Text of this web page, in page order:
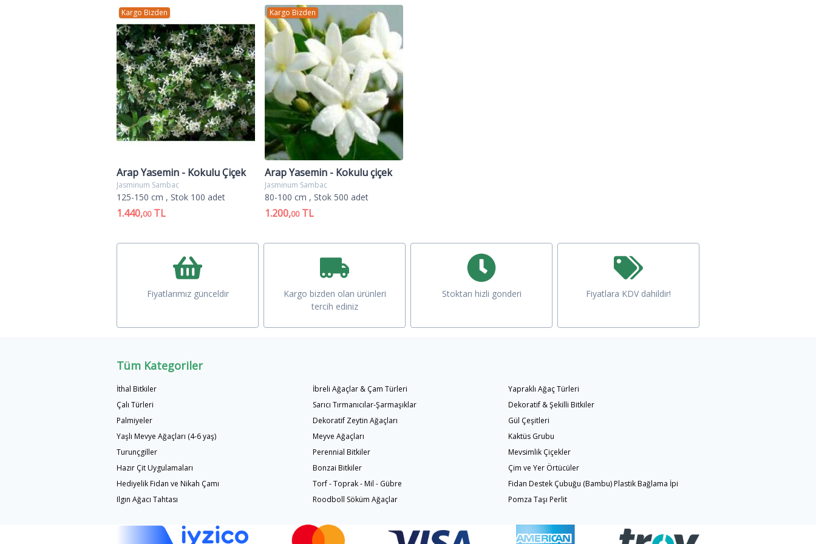
soğuğa en dayanıklı türlerden biri olarak kabul edilir.
Kargo Bizden
Arap Yasemin - Kokulu Çiçek
Jasminum Sambac
125-150 cm , Stok 100 adet
1.440,00TL
Kargo Bizden
Arap Yasemin - Kokulu çiçek
Jasminum Sambac
80-100 cm , Stok 500 adet
1.200,00TL
Fiyatlarımız günceldir
Kargo bizden olan ürünleri
tercih ediniz
Stoktan hizli gonderi Fiyatlara KDV dahildir!
Tüm Kategoriler
İthal Bitkiler İbreli Ağaçlar & Çam Türleri
Yapraklı Ağaç Türleri
Çalı Türleri
Sarıcı Tırmanıcılar-Şarmaşıklar
Dekoratif & Şekilli Bitkiler
Palmiyeler
Dekoratif Zeytin Ağaçları
Gül Çeşitleri
Yaşlı Mevye Ağaçları (4-6 yaş)
Meyve Ağaçları
Kaktüs Grubu
Turunçgiller
Perennial Bitkiler
Mevsimlik Çiçekler
Hazır Çit Uygulamaları
Bonzai Bitkiler
Çim ve Yer Örtücüler
Hediyelik Fidan ve Nikah Çamı
Torf - Toprak - Mil - Gübre
Fidan Destek Çubuğu (Bambu) Plastik Bağlama İpi
Ilgın Ağacı Tahtası
Roodboll Söküm Ağaçlar Pomza Taşı Perlit